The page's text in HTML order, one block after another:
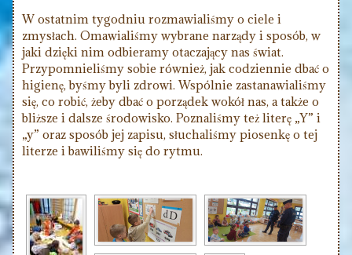
W ostatnim tygodniu rozmawialiśmy o ciele i
zmysłach. Omawialiśmy wybrane narządy i sposób, w
jaki dzięki nim odbieramy otaczający nas świat.
Przypomnieliśmy sobie również, jak codziennie dbać o
higienę, byśmy byli zdrowi. Wspólnie zastanawialiśmy
się, co robić, żeby dbać o porządek wokół nas, a także o
bliższe i dalsze środowisko. Poznaliśmy też literę „Y” i
„y” oraz sposób jej zapisu, słuchaliśmy piosenkę o tej
literze i bawiliśmy się do rytmu.